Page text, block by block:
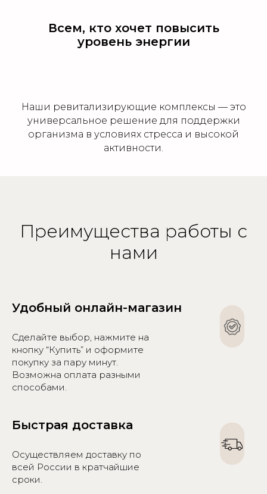
Всем, кто хочет повысить
уровень энергии
Наши ревитализирующие комплексы — это
универсальное решение для поддержки
организма в условиях стресса и высокой
активности.
Преимущества работы с
нами
Удобный онлайн-магазин
Сделайте выбор, нажмите на
кнопку “Купить” и оформите
покупку за пару минут.
Возможна оплата разными
способами.
Быстрая доставка
Осуществляем доставку по
всей России в кратчайшие
сроки.